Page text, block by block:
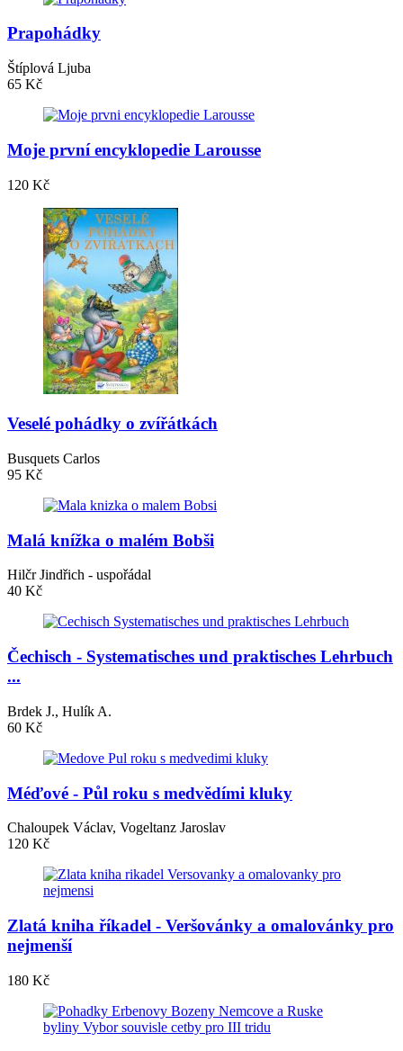
Prapohádky
Štíplová Ljuba
65 Kč
Moje první encyklopedie Larousse
120 Kč
Veselé pohádky o zvířátkách
Busquets Carlos
95 Kč
Malá knížka o malém Bobši
Hilčr Jindřich - uspořádal
40 Kč
Čechisch - Systematisches und praktisches Lehrbuch
...
Brdek J., Hulík A.
60 Kč
Méďové - Půl roku s medvědími kluky
Chaloupek Václav, Vogeltanz Jaroslav
120 Kč
Zlatá kniha říkadel - Veršovánky a omalovánky pro
nejmenší
180 Kč